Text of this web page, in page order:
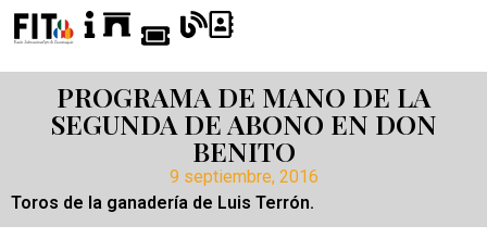
PROGRAMA DE MANO DE LA
SEGUNDA DE ABONO EN DON
BENITO
9 septiembre, 2016
Toros de la ganadería de Luis Terrón.